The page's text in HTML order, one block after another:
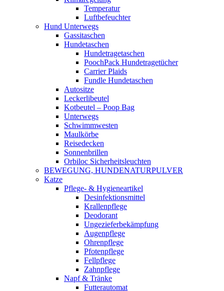
Temperatur
Luftbefeuchter
Hund Unterwegs
Gassitaschen
Hundetaschen
Hundetragetaschen
PoochPack Hundetragetücher
Carrier Plaids
Fundle Hundetaschen
Autositze
Leckerlibeutel
Kotbeutel – Poop Bag
Unterwegs
Schwimmwesten
Maulkörbe
Reisedecken
Sonnenbrillen
Orbiloc Sicherheitsleuchten
BEWEGUNG, HUNDENATURPULVER
Katze
Pflege- & Hygieneartikel
Desinfektionsmittel
Krallenpflege
Deodorant
Ungezieferbekämpfung
Augenpflege
Ohrenpflege
Pfotenpflege
Fellpflege
Zahnpflege
Napf & Tränke
Futterautomat